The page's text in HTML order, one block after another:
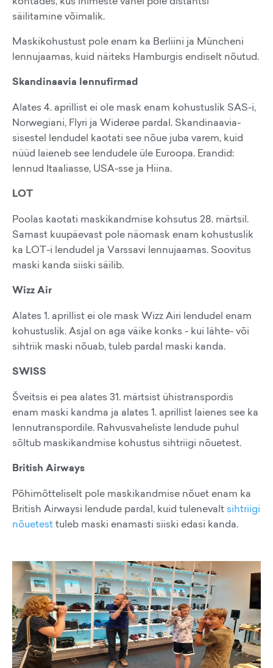
säilitamine võimalik.
Maskikohustust pole enam ka Berliini ja Müncheni
lennujaamas, kuid näiteks Hamburgis endiselt nõutud.
Skandinaavia lennufirmad
Alates 4. aprillist ei ole mask enam kohustuslik SAS-i,
Norwegiani, Flyri ja Widerøe pardal. Skandinaavia-
sisestel lendudel kaotati see nõue juba varem, kuid
nüüd laieneb see lendudele üle Euroopa. Erandid:
lennud Itaaliasse, USA-sse ja Hiina.
LOT
Poolas kaotati maskikandmise kohsutus 28. märtsil.
Samast kuupäevast pole näomask enam kohustuslik
ka LOT-i lendudel ja Varssavi lennujaamas. Soovitus
maski kanda siiski säilib.
Wizz Air
Alates 1. aprillist ei ole mask Wizz Airi lendudel enam
kohustuslik. Asjal on aga väike konks - kui lähte- või
sihtriik maski nõuab, tuleb pardal maski kanda.
SWISS
Šveitsis ei pea alates 31. märtsist ühistranspordis
enam maski kandma ja alates 1. aprillist laienes see ka
lennutranspordile. Rahvusvaheliste lendude puhul
sõltub maskikandmise kohustus sihtriigi nõuetest.
British Airways
Põhimõtteliselt pole maskikandmise nõuet enam ka
British Airwaysi lendude pardal, kuid tulenevalt sihtriigi
nõuetesttuleb maski enamasti siiski edasi kanda.